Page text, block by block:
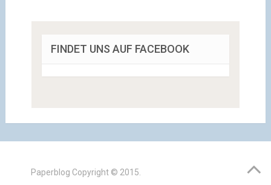
FINDET UNS AUF FACEBOOK
Paperblog Copyright © 2015.